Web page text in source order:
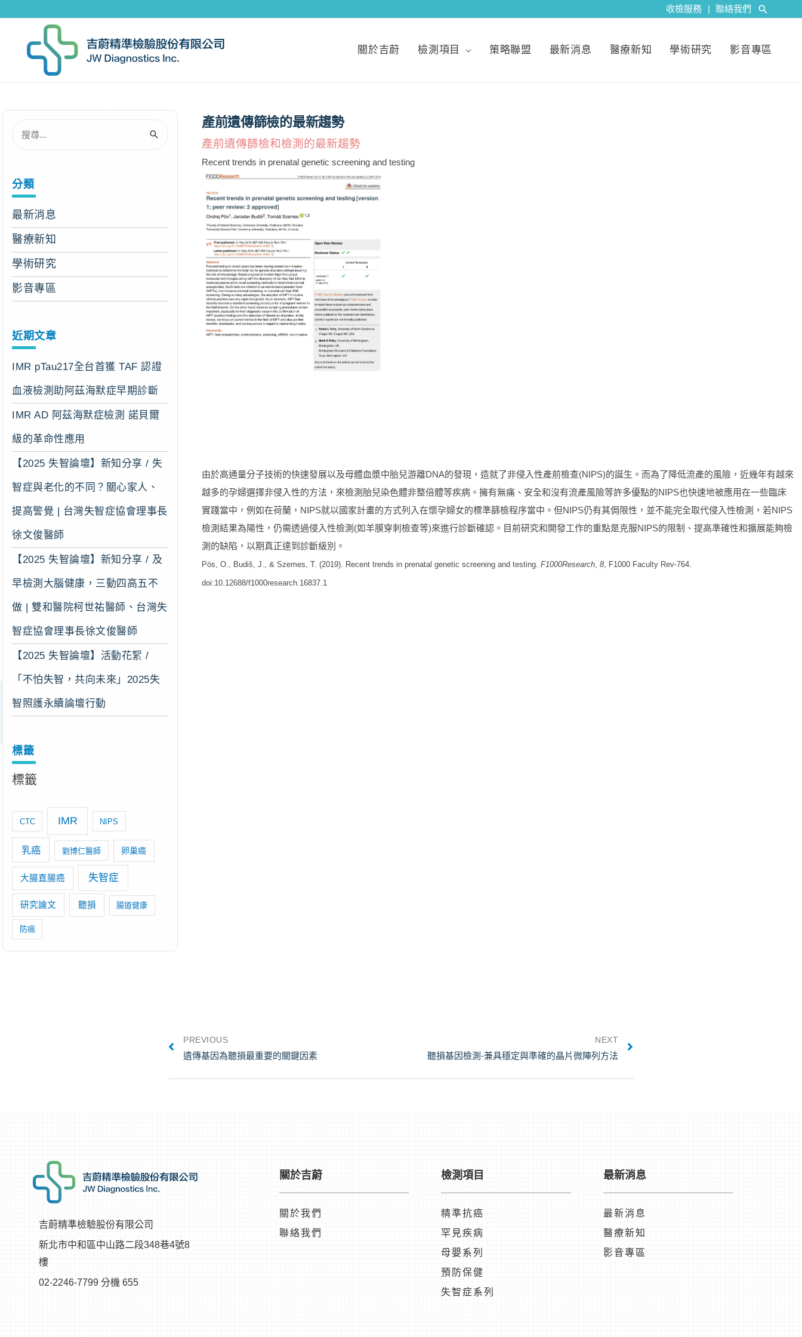
收檢服務 | 聯絡我們
關於吉蔚 檢測項目 策略聯盟 最新消息 醫療新知 學術研究 影音專區
分類
最新消息
醫療新知
學術研究
影音專區
近期文章
IMR pTau217全台首獲 TAF 認證
血液檢測助阿茲海默症早期診斷
IMR AD 阿茲海默症檢測 諾貝爾
級的革命性應用
【2025 失智論壇】新知分享 / 失
智症與老化的不同？關心家人、
提高警覺 | 台灣失智症協會理事長
徐文俊醫師
【2025 失智論壇】新知分享 / 及
早檢測大腦健康，三動四高五不
做 | 雙和醫院柯世祐醫師、台灣失
智症協會理事長徐文俊醫師
【2025 失智論壇】活動花絮 /
「不怕失智，共向未來」2025失
智照護永續論壇行動
標籤
標籤
CTC IMR NIPS
乳癌 劉博仁醫師 卵巢癌
大腸直腸癌 失智症
研究論文 聽損 腸道健康
防癌
產前遺傳篩檢的最新趨勢
產前遺傳篩檢和檢測的最新趨勢
Recent trends in prenatal genetic screening and testing
由於高通量分子技術的快速發展以及母體血漿中胎兒游離DNA的發現，造就了非侵入性產前檢查(NIPS)的誕生。而為了降低流產的風險，近幾年有越來
越多的孕婦選擇非侵入性的方法，來檢測胎兒染色體非整倍體等疾病。擁有無痛、安全和沒有流產風險等許多優點的NIPS也快速地被應用在一些臨床
實踐當中，例如在荷蘭，NIPS就以國家計畫的方式列入在懷孕婦女的標準篩檢程序當中。但NIPS仍有其侷限性，並不能完全取代侵入性檢測，若NIPS
檢測結果為陽性，仍需透過侵入性檢測(如羊膜穿刺檢查等)來進行診斷確認。目前研究和開發工作的重點是克服NIPS的限制、提高準確性和擴展能夠檢
測的缺陷，以期真正達到診斷級別。
Pös, O., Budiš, J., & Szemes, T. (2019). Recent trends in prenatal genetic screening and testing. F1000Research, 8, F1000 Faculty Rev-764.
doi:10.12688/f1000research.16837.1
PREVIOUS
遺傳基因為聽損最重要的關鍵因素
NEXT
聽損基因檢測-兼具穩定與準確的晶片微陣列方法
吉蔚精準檢驗股份有限公司
新北市中和區中山路二段348巷4號8
樓
02-2246-7799 分機 655
關於吉蔚
關於我們
聯絡我們
檢測項目
精準抗癌
罕見疾病
母嬰系列
預防保健
失智症系列
最新消息
最新消息
醫療新知
影音專區